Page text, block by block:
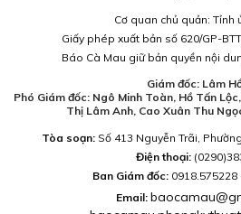
Cơ quan chủ quản: Tỉnh
Giấy phép xuất bản số 620/GP-
Báo Cà Mau giữ bản quyền nội
Giám đốc: Lâm
Phó Giám đốc: Ngô Minh Toàn, Hồ Tấn
Thị Lâm Anh, Cao Xuân Thu
Tòa soạn:Số 413 Nguyễn Trãi,
Điện thoại:
Ban Giám đốc: 0918.575228
Email: